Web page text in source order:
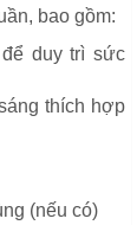
bao gồm:
duy trì sức
thích hợp
(nếu có)